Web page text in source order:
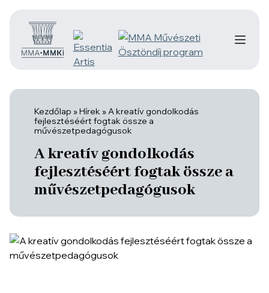
Kezdőlap »Hírek »A kreatív gondolkodás
fejlesztéséért fogtak össze a
művészetpedagógusok
A kreatív gondolkodás
fejlesztéséért fogtak össze a
művészetpedagógusok